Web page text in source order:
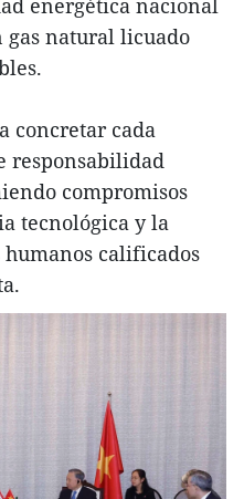
natural licuado
concretar cada
responsabilidad
compromisos
tecnológica y la
calificados